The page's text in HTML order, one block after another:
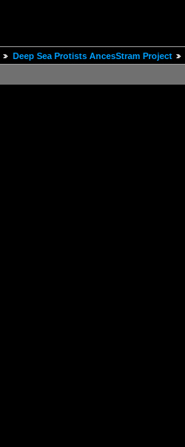
Deep Sea Protists AncesStram Project